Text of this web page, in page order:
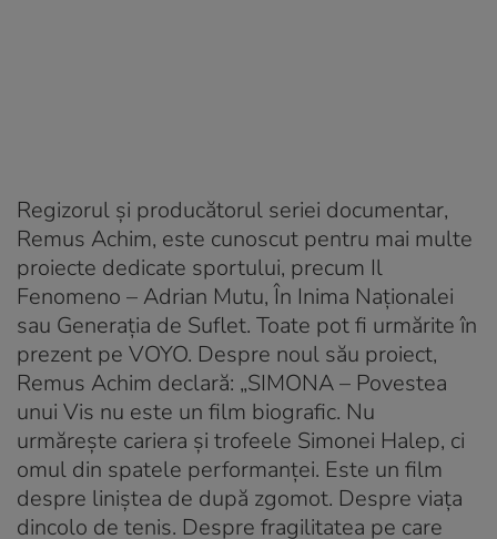
Regizorul și producătorul seriei documentar,
Remus Achim, este cunoscut pentru mai multe
proiecte dedicate sportului, precum Il
Fenomeno – Adrian Mutu, În Inima Naționalei
sau Generația de Suflet. Toate pot fi urmărite în
prezent pe VOYO. Despre noul său proiect,
Remus Achim declară: „SIMONA – Povestea
unui Vis nu este un film biografic. Nu
urmărește cariera și trofeele Simonei Halep, ci
omul din spatele performanței. Este un film
despre liniștea de după zgomot. Despre viața
dincolo de tenis. Despre fragilitatea pe care